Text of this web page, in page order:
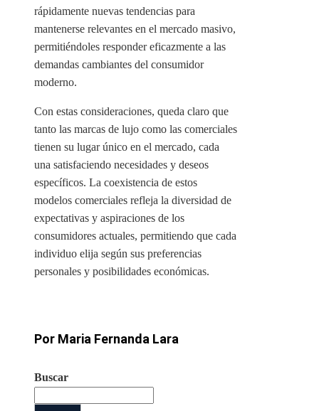
rápidamente nuevas tendencias para
mantenerse relevantes en el mercado masivo,
permitiéndoles responder eficazmente a las
demandas cambiantes del consumidor
moderno.
Con estas consideraciones, queda claro que
tanto las marcas de lujo como las comerciales
tienen su lugar único en el mercado, cada
una satisfaciendo necesidades y deseos
específicos. La coexistencia de estos
modelos comerciales refleja la diversidad de
expectativas y aspiraciones de los
consumidores actuales, permitiendo que cada
individuo elija según sus preferencias
personales y posibilidades económicas.
Por Maria Fernanda Lara
Buscar